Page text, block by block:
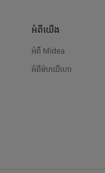
អំពីយើង
អំពី Midea
អំពីម៉ាកយីហោ